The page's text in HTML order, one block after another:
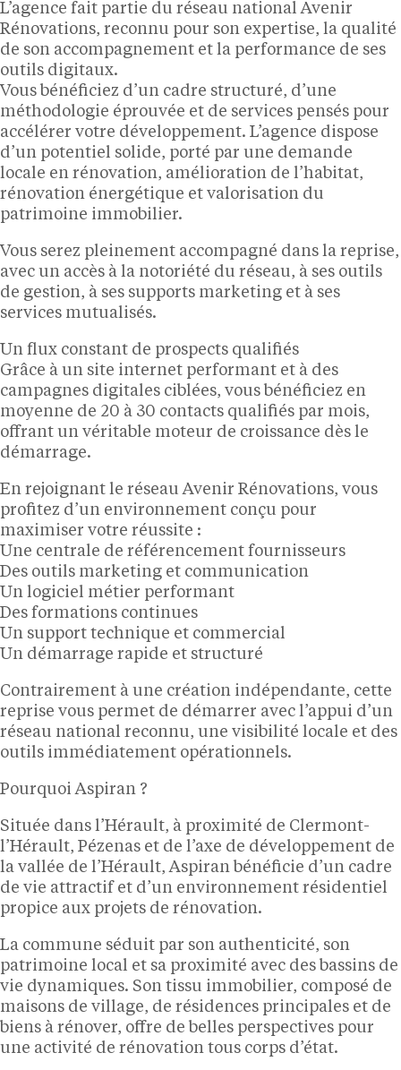
L’agence fait partie du réseau national Avenir
Rénovations, reconnu pour son expertise, la qualité
de son accompagnement et la performance de ses
outils digitaux.
Vous bénéficiez d’un cadre structuré, d’une
méthodologie éprouvée et de services pensés pour
accélérer votre développement. L’agence dispose
d’un potentiel solide, porté par une demande
locale en rénovation, amélioration de l’habitat,
rénovation énergétique et valorisation du
patrimoine immobilier.
Vous serez pleinement accompagné dans la reprise,
avec un accès à la notoriété du réseau, à ses outils
de gestion, à ses supports marketing et à ses
services mutualisés.
Un flux constant de prospects qualifiés
Grâce à un site internet performant et à des
campagnes digitales ciblées, vous bénéficiez en
moyenne de 20 à 30 contacts qualifiés par mois,
offrant un véritable moteur de croissance dès le
démarrage.
En rejoignant le réseau Avenir Rénovations, vous
profitez d’un environnement conçu pour
maximiser votre réussite :
Une centrale de référencement fournisseurs
Des outils marketing et communication
Un logiciel métier performant
Des formations continues
Un support technique et commercial
Un démarrage rapide et structuré
Contrairement à une création indépendante, cette
reprise vous permet de démarrer avec l’appui d’un
réseau national reconnu, une visibilité locale et des
outils immédiatement opérationnels.
Pourquoi Aspiran ?
Située dans l’Hérault, à proximité de Clermont-
l’Hérault, Pézenas et de l’axe de développement de
la vallée de l’Hérault, Aspiran bénéficie d’un cadre
de vie attractif et d’un environnement résidentiel
propice aux projets de rénovation.
La commune séduit par son authenticité, son
patrimoine local et sa proximité avec des bassins de
vie dynamiques. Son tissu immobilier, composé de
maisons de village, de résidences principales et de
biens à rénover, offre de belles perspectives pour
une activité de rénovation tous corps d’état.